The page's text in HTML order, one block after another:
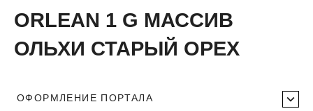
ORLEAN 1 G МАССИВ
ОЛЬХИ СТАРЫЙ ОРЕХ
ОФОРМЛЕНИЕ ПОРТАЛА